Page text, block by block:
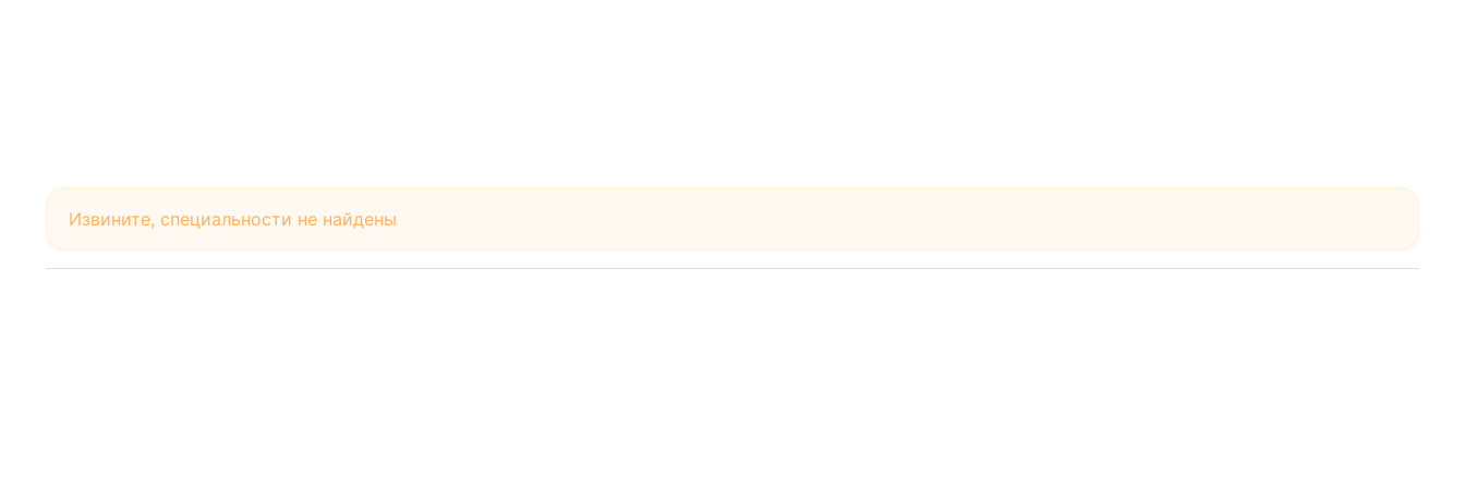
Извините, специальности не найдены